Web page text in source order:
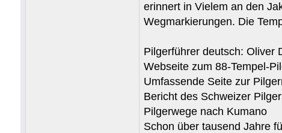
erinnert in Vielem an den
Wegmarkierungen. Die
Pilgerführer deutsch: Oliver
Webseite zum 88-Tempel-
Umfassende Seite zur
Bericht des Schweizer
Pilgerwege nach Kumano
Schon über tausend Jahre